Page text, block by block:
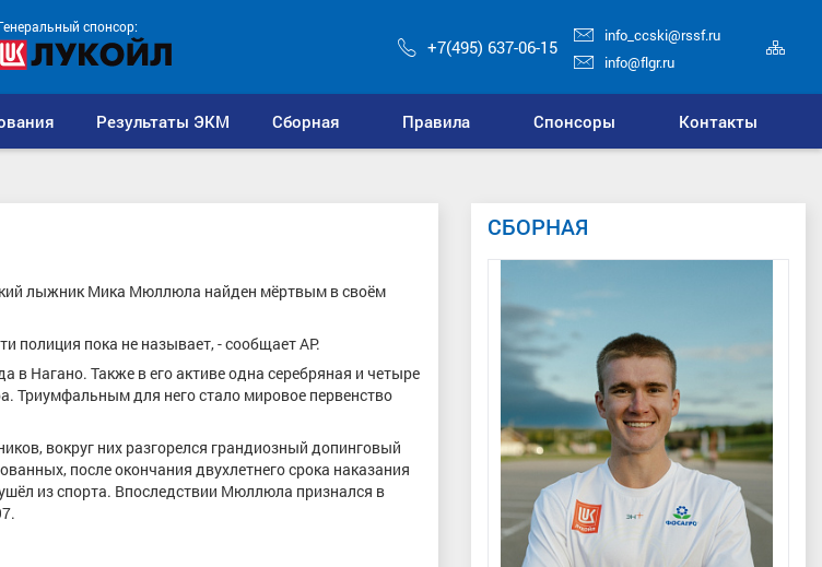
спонсор:
+7(495) 637-06-15
info_ccski@rssf.ru
info@flgr.ru
Результаты ЭКМ Сборная Правила Спонсоры Контакты
лыжник Мика Мюллюла найден мёртвым в своём
полиция пока не называет, - сообщает AP.
Нагано. Также в его активе одна серебряная и четыре
для него стало мировое первенство
вокруг них разгорелся грандиозный допинговый
после окончания двухлетнего срока наказания
из спорта. Впоследствии Мюллюла признался в
СБОРНАЯ